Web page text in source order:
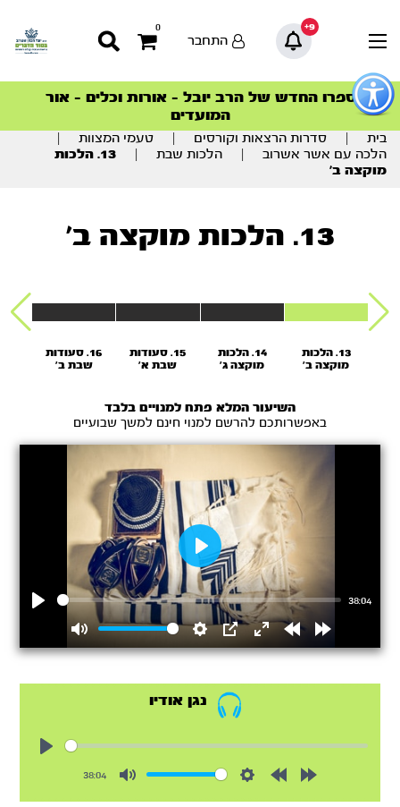
כפתור
לפתיחת
תפריט
9+
0
התחבר
סדרות הפודקאסטים
הסדרה המובילה החודש – דרך המלך
ספרו החדש של הרב יובל – אורות וכלים – אור
המועדים
הצטרפו למהפכת הבריאות הטבעית >
סדרות הפודקאסטים
הסדרה המובילה החודש – דרך המלך
תוכן
מרכזי
בית סדרות הרצאות וקורסים טעמי המצוות
הלכה עם אשר אשרוב
הלכות שבת
13. הלכות
מוקצה ב’
13. הלכות מוקצה ב’
13. הלכות
מוקצה ב’
14. הלכות
מוקצה ג’
15. סעודות
שבת א'
16. סעודות
שבת ב'
השיעור המלא פתח למנויים בלבד
באפשרותכם להרשם למנוי חינם למשך שבועיים
38:04
Mute Settings
PIP
EnterRewindForward
Play
נגן אודיו
38:04